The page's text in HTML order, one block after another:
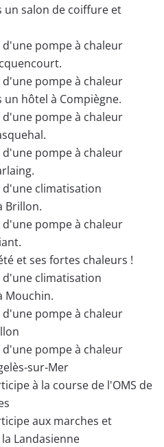
un salon de coiffure et
pompe à chaleur
pompe à chaleur
hôtel à Compiègne.
pompe à chaleur
pompe à chaleur
climatisation
Brillon.
pompe à chaleur
et ses fortes chaleurs !
climatisation
Mouchin.
pompe à chaleur
pompe à chaleur
sur-Mer
à la course de l'OMS de
aux marches et
Landasienne